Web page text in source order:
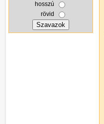
hosszú
rövid